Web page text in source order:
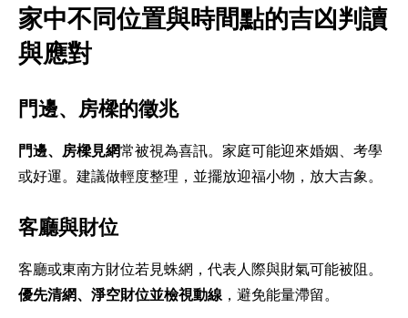
家中不同位置與時間點的吉凶判讀
與應對
門邊、房樑的徵兆
門邊、房樑見網常被視為喜訊。家庭可能迎來婚姻、考學
或好運。建議做輕度整理，並擺放迎福小物，放大吉象。
客廳與財位
客廳或東南方財位若見蛛網，代表人際與財氣可能被阻。
優先清網、淨空財位並檢視動線 ，避免能量滯留。